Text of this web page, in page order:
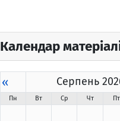
Календар
« Серпень
Пн Вт Ср Чт Пт